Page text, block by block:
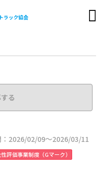
ラック協会
る
：2026/02/09～2026/03/11
評価事業制度（Gマーク）